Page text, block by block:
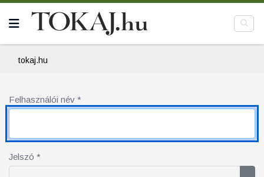
tokaj.hu
Felhasználói név *
Jelszó *